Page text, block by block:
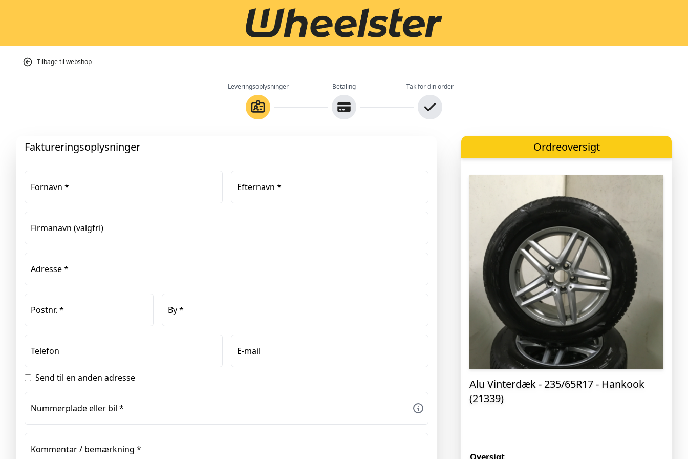
Tilbage til webshop
Leveringsoplysninger Betaling Tak for din order
Ordreoversigt
Alu Vinterdæk - 235/65R17 - Hankook
(21339)
Faktureringsoplysninger
Fornavn * Efternavn *
Firmanavn (valgfri)
Adresse*
Postnr. * By*
Telefon E-mail
Send til en anden adresse
Nummerplade eller bil *
Kommentar / bemærkning *